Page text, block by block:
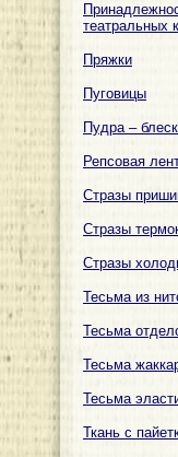
театральных
Пряжки
Пуговицы
Пудра – блеск
Репсовая
Стразы
Стразы
Стразы
Тесьма из
Тесьма
Тесьма
Тесьма
Ткань с